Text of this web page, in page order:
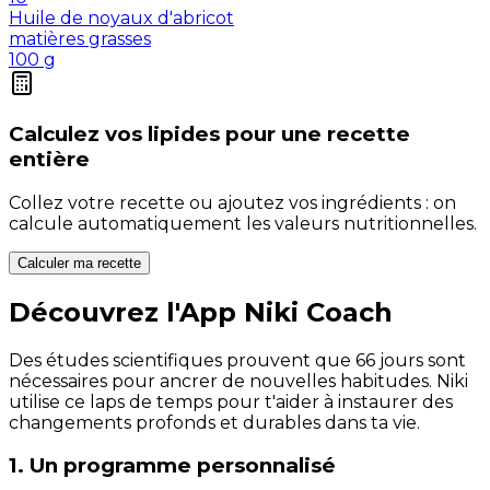
Huile de noyaux d'abricot
matières grasses
100 g
Calculez vos lipides pour une recette
entière
Collez votre recette ou ajoutez vos ingrédients : on
calcule automatiquement les valeurs nutritionnelles.
Calculer ma recette
Découvrez l'App Niki Coach
Des études scientifiques prouvent que 66 jours sont
nécessaires pour ancrer de nouvelles habitudes. Niki
utilise ce laps de temps pour t'aider à instaurer des
changements profonds et durables dans ta vie.
1. Un programme personnalisé